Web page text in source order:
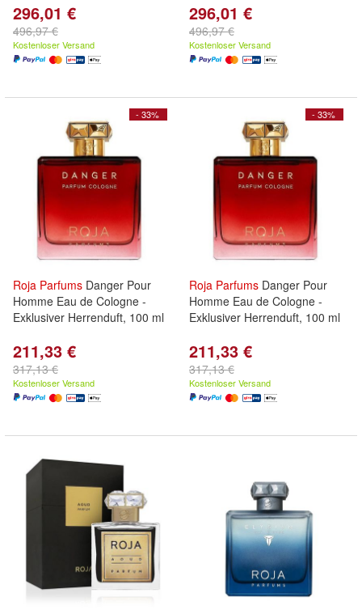
296,01 €
496,97 €
Kostenloser Versand
296,01 €
496,97 €
Kostenloser Versand
- 33%
Roja Parfums Danger Pour
Homme Eau de Cologne -
Exklusiver Herrenduft, 100 ml
211,33 €
317,13 €
Kostenloser Versand
- 33%
Roja Parfums Danger Pour
Homme Eau de Cologne -
Exklusiver Herrenduft, 100 ml
211,33 €
317,13 €
Kostenloser Versand